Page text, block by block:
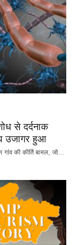
से दर्दनाक
उजागर हुआ
गांव की कीर्ति बामल, जो…